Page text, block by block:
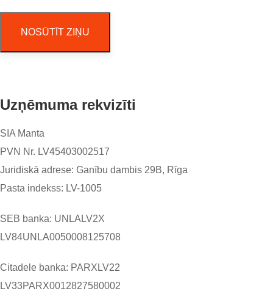
Uzņēmuma rekvizīti
SIA Manta
PVN Nr. LV45403002517
Juridiskā adrese: Ganību dambis 29B, Rīga
Pasta indekss: LV-1005
SEB banka: UNLALV2X
LV84UNLA0050008125708
Citadele banka: PARXLV22
LV33PARX0012827580002